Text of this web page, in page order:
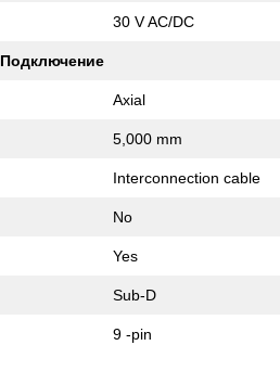
30 V AC/DC
Подключение
Axial
5,000 mm
Interconnection cable
No
Yes
Sub-D
9 -pin